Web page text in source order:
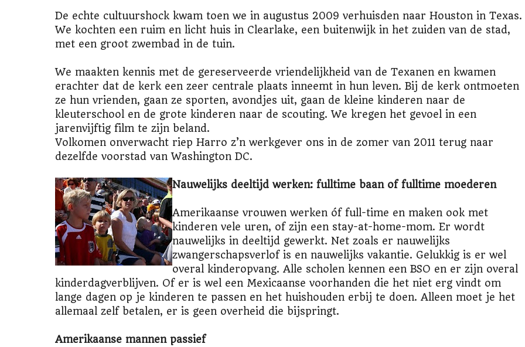
De echte cultuurshock kwam toen we in augustus 2009 verhuisden naar Houston in Texas.
We kochten een ruim en licht huis in Clearlake, een buitenwijk in het zuiden van de stad,
met een groot zwembad in de tuin.
We maakten kennis met de gereserveerde vriendelijkheid van de Texanen en kwamen
erachter dat de kerk een zeer centrale plaats inneemt in hun leven. Bij de kerk ontmoeten
ze hun vrienden, gaan ze sporten, avondjes uit, gaan de kleine kinderen naar de
kleuterschool en de grote kinderen naar de scouting. We kregen het gevoel in een
jarenvijftig film te zijn beland.
Volkomen onverwacht riep Harro z’n werkgever ons in de zomer van 2011 terug naar
dezelfde voorstad van Washington DC.
Nauwelijks deeltijd werken: fulltime baan of fulltime moederen
Amerikaanse vrouwen werken óf full-time en maken ook met
kinderen vele uren, of zijn een stay-at-home-mom. Er wordt
nauwelijks in deeltijd gewerkt. Net zoals er nauwelijks
zwangerschapsverlof is en nauwelijks vakantie. Gelukkig is er wel
overal kinderopvang. Alle scholen kennen een BSO en er zijn overal
kinderdagverblijven. Of er is wel een Mexicaanse voorhanden die het niet erg vindt om
lange dagen op je kinderen te passen en het huishouden erbij te doen. Alleen moet je het
allemaal zelf betalen, er is geen overheid die bijspringt.
Amerikaanse mannen passief